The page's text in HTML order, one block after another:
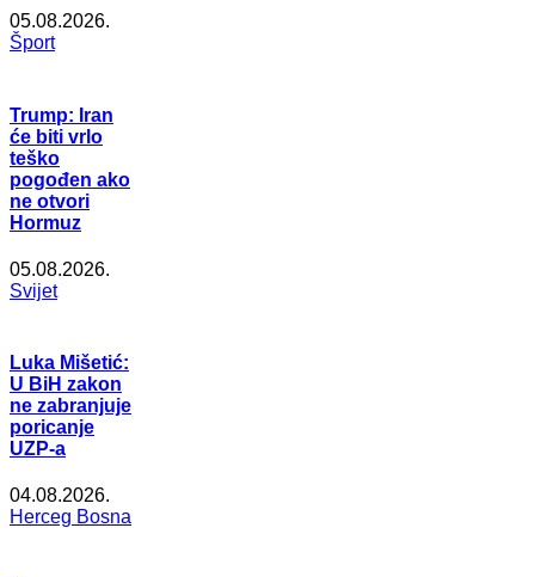
05.08.2026.
Šport
Trump: Iran
će biti vrlo
teško
pogođen ako
ne otvori
Hormuz
05.08.2026.
Svijet
Luka Mišetić:
U BiH zakon
ne zabranjuje
poricanje
UZP-a
04.08.2026.
Herceg Bosna